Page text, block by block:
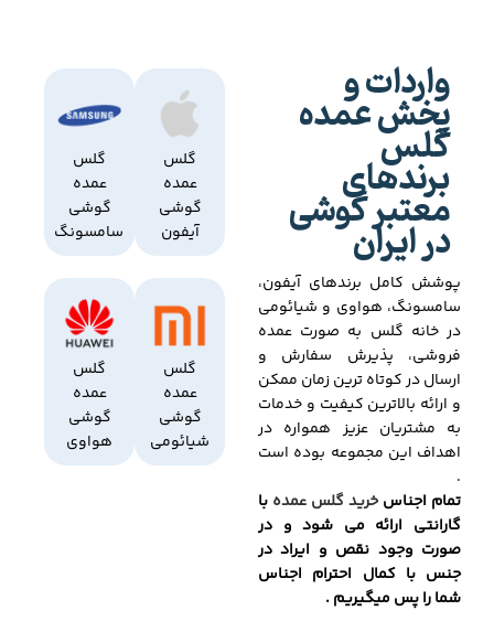
واردات و
پخش عمده
گلس
برندهای
معتبر گوشی
در ایران
پوشش کامل برندهای آیفون،
سامسونگ، هواوی و شیائومی
در خانه گلس به صورت عمده
فروشی، پذیرش سفارش و
ارسال در کوتاه ترین زمان ممکن
و ارائه بالاترین کیفیت و خدمات
به مشتریان عزیز همواره در
اهداف این مجموعه بوده است
.
تمام اجناسخرید گلس عمده با
گارانتی ارائه می شود و در
صورت وجود نقص و ایراد در
جنس با کمال احترام اجناس
شما را پس میگیریم .
گلس
عمده
گوشی
آیفون
گلس
عمده
گوشی
سامسونگ
گلس
عمده
گوشی
شیائومی
گلس
عمده
گوشی
هواوی